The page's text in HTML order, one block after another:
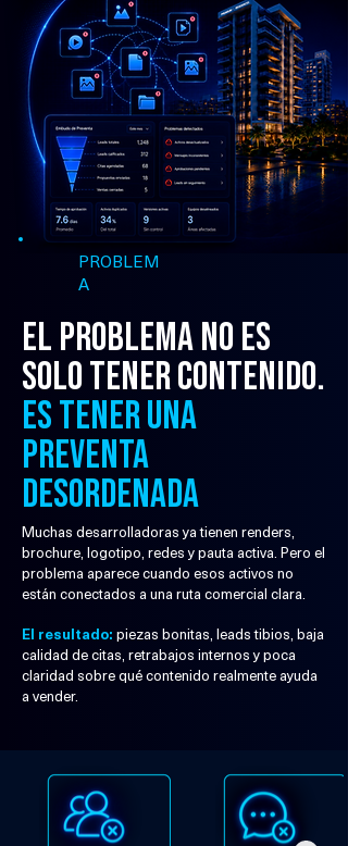
PROBLEM
A
El problema no es
solo tener contenido.
Es tener una
preventa
desordenada
Muchas desarrolladoras ya tienen renders,
brochure, logotipo, redes y pauta activa. Pero el
problema aparece cuando esos activos no
están conectados a una ruta comercial clara.
El resultado: piezas bonitas, leads tibios, baja
calidad de citas, retrabajos internos y poca
claridad sobre qué contenido realmente ayuda
a vender.